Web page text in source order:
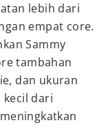
lebih dari
empat core.
Sammy
tambahan
dan ukuran
kecil dari